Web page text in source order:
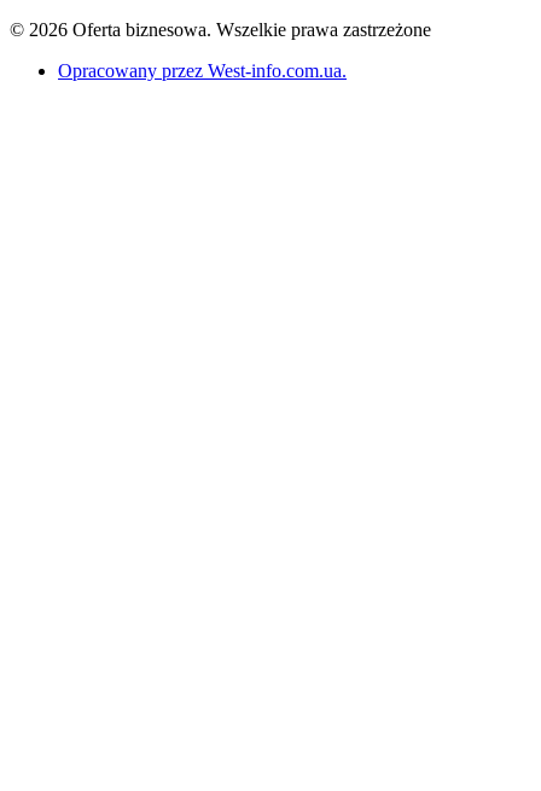
© 2026 Oferta biznesowa. Wszelkie prawa zastrzeżone
Opracowany przez West-info.com.ua.